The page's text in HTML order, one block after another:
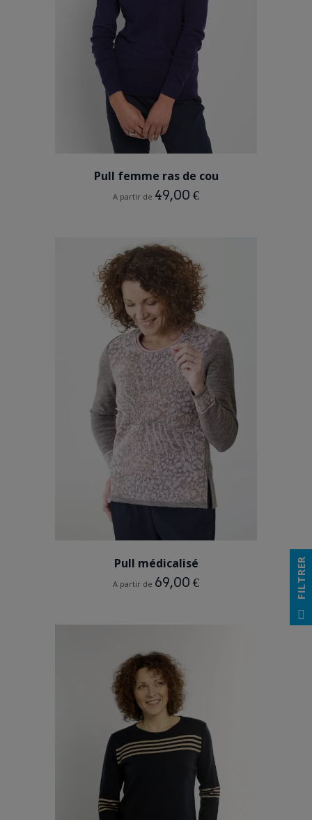
BLEU MARINE
BLANC CREME
ROSE PALE
Pull femme ras de cou
A partir de 49,00 €
GRIS
Pull médicalisé
A partir de 69,00 € FILTRER